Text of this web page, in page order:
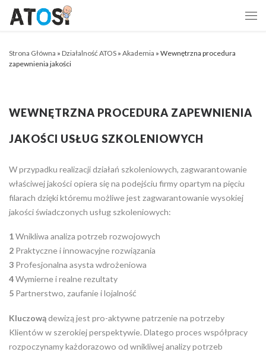
Skip to content
Strona Główna » Działalność ATOS » Akademia » Wewnętrzna procedura
zapewnienia jakości
WEWNĘTRZNA PROCEDURA ZAPEWNIENIA
JAKOŚCI USŁUG SZKOLENIOWYCH
W przypadku realizacji działań szkoleniowych, zagwarantowanie
właściwej jakości opiera się na podejściu firmy opartym na pięciu
filarach dzięki któremu możliwe jest zagwarantowanie wysokiej
jakości świadczonych usług szkoleniowych:
1Wnikliwa analiza potrzeb rozwojowych
2 Praktyczne i innowacyjne rozwiązania
3 Profesjonalna asysta wdrożeniowa
4Wymierne i realne rezultaty
5 Partnerstwo, zaufanie i lojalność
Kluczowądewizą jest pro-aktywne patrzenie na potrzeby
Klientów w szerokiej perspektywie. Dlatego proces współpracy
rozpoczynamy każdorazowo od wnikliwej analizy potrzeb